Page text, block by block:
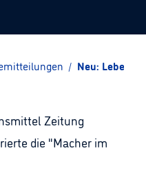
/ Neu:
Zeitung
die "Macher im